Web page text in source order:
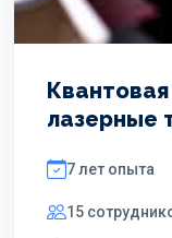
лазерные
7 лет опыта
15